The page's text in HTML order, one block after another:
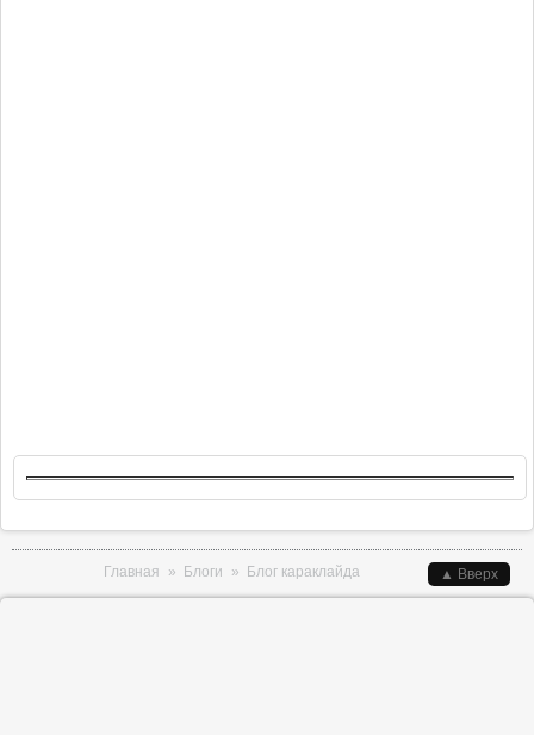
Главная » Блоги » Блог караклайда ▲ Вверх